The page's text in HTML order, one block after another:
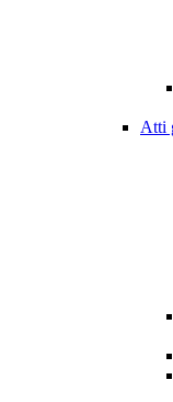
Atti